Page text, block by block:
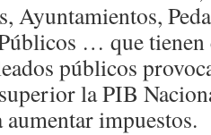
Ayuntamientos,
… que tienen
públicos
la PIB
aumentar impuestos.